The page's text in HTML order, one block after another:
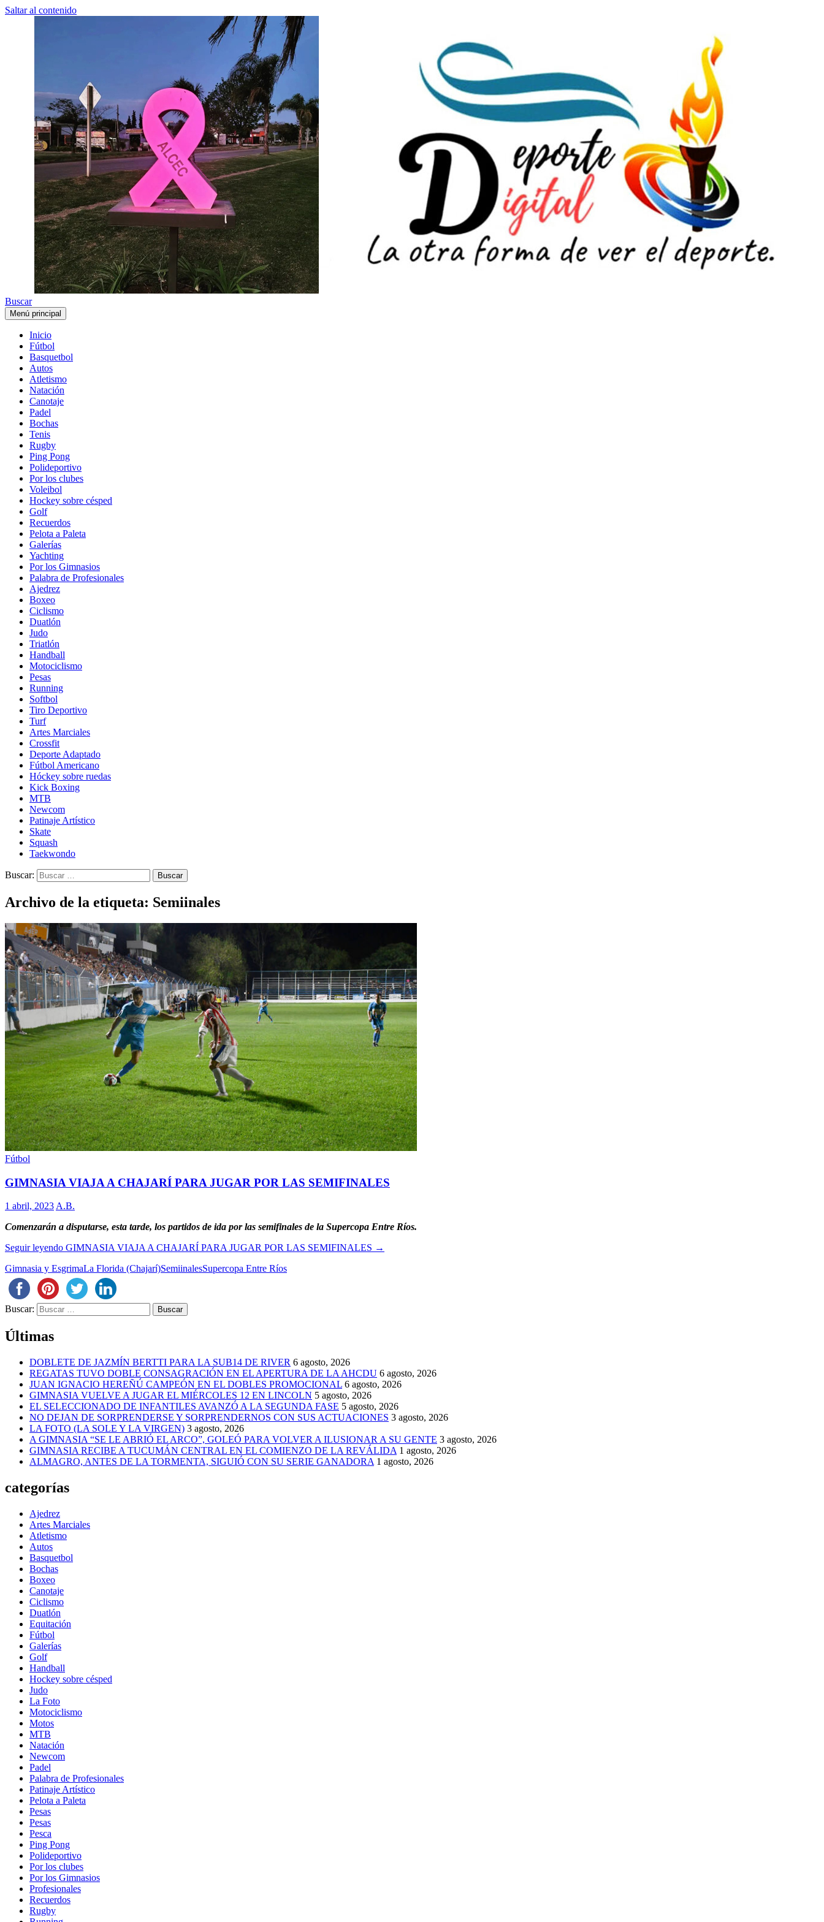
Saltar al contenido
Buscar
Menú principal
Inicio
Fútbol
Basquetbol
Autos
Atletismo
Natación
Canotaje
Padel
Bochas
Tenis
Rugby
Ping Pong
Polideportivo
Por los clubes
Voleibol
Hockey sobre césped
Golf
Recuerdos
Pelota a Paleta
Galerías
Yachting
Por los Gimnasios
Palabra de Profesionales
Ajedrez
Boxeo
Ciclismo
Duatlón
Judo
Triatlón
Handball
Motociclismo
Pesas
Running
Softbol
Tiro Deportivo
Turf
Artes Marciales
Crossfit
Deporte Adaptado
Fútbol Americano
Hóckey sobre ruedas
Kick Boxing
MTB
Newcom
Patinaje Artístico
Skate
Squash
Taekwondo
Buscar:
Archivo de la etiqueta: Semiinales
Fútbol
GIMNASIA VIAJA A CHAJARÍ PARA JUGAR POR LAS SEMIFINALES
1 abril, 2023 A.B.
Comenzarán a disputarse, esta tarde, los partidos de ida por las semifinales de la Supercopa Entre Ríos.
Seguir leyendo GIMNASIA VIAJA A CHAJARÍ PARA JUGAR POR LAS SEMIFINALES →
Gimnasia y EsgrimaLa Florida (Chajarí)SemiinalesSupercopa Entre Ríos
Buscar:
Últimas
DOBLETE DE JAZMÍN BERTTI PARA LA SUB14 DE RIVER 6 agosto, 2026
REGATAS TUVO DOBLE CONSAGRACIÓN EN EL APERTURA DE LA AHCDU 6 agosto, 2026
JUAN IGNACIO HEREÑÚ CAMPEÓN EN EL DOBLES PROMOCIONAL 6 agosto, 2026
GIMNASIA VUELVE A JUGAR EL MIÉRCOLES 12 EN LINCOLN 5 agosto, 2026
EL SELECCIONADO DE INFANTILES AVANZÓ A LA SEGUNDA FASE 5 agosto, 2026
NO DEJAN DE SORPRENDERSE Y SORPRENDERNOS CON SUS ACTUACIONES 3 agosto, 2026
LA FOTO (LA SOLE Y LA VIRGEN) 3 agosto, 2026
A GIMNASIA “SE LE ABRIÓ EL ARCO”, GOLEÓ PARA VOLVER A ILUSIONAR A SU GENTE 3 agosto, 2026
GIMNASIA RECIBE A TUCUMÁN CENTRAL EN EL COMIENZO DE LA REVÁLIDA 1 agosto, 2026
ALMAGRO, ANTES DE LA TORMENTA, SIGUIÓ CON SU SERIE GANADORA 1 agosto, 2026
categorías
Ajedrez
Artes Marciales
Atletismo
Autos
Basquetbol
Bochas
Boxeo
Canotaje
Ciclismo
Duatlón
Equitación
Fútbol
Galerías
Golf
Handball
Hockey sobre césped
Judo
La Foto
Motociclismo
Motos
MTB
Natación
Newcom
Padel
Palabra de Profesionales
Patinaje Artístico
Pelota a Paleta
Pesas
Pesas
Pesca
Ping Pong
Polideportivo
Por los clubes
Por los Gimnasios
Profesionales
Recuerdos
Rugby